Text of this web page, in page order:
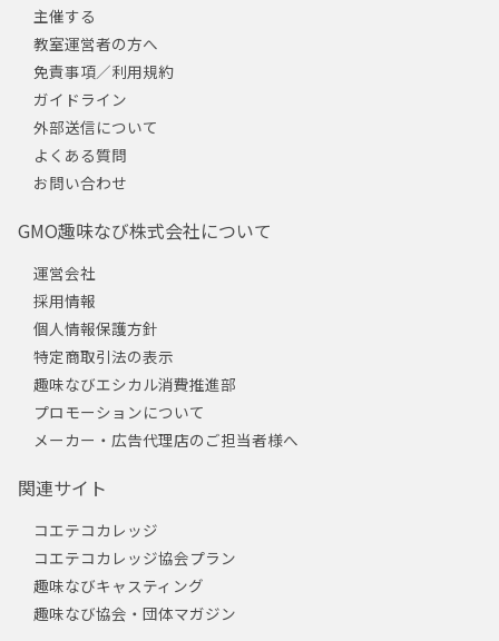
主催する
教室運営者の方へ
免責事項／利用規約
ガイドライン
外部送信について
よくある質問
お問い合わせ
GMO趣味なび株式会社について
運営会社
採用情報
個人情報保護方針
特定商取引法の表示
趣味なびエシカル消費推進部
プロモーションについて
メーカー・広告代理店のご担当者様へ
関連サイト
コエテコカレッジ
コエテコカレッジ協会プラン
趣味なびキャスティング
趣味なび協会・団体マガジン